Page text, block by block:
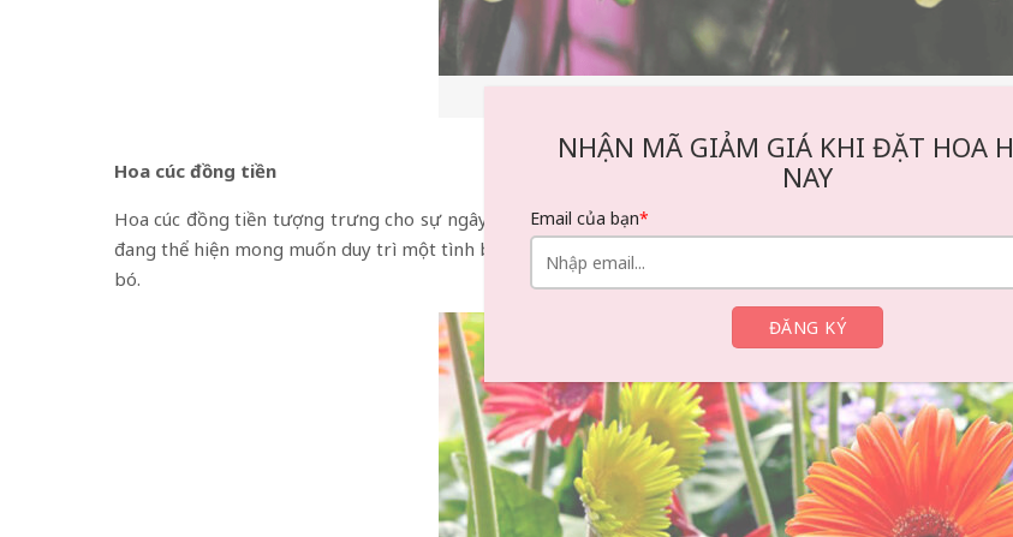
Hoa cúc đồng tiền
Hoa cúc đồng tiền tượng trưng cho sự ngây thơ và vui vẻ, khiến chúng trở thành lựa chọn phổ biến cho
đang thể hiện mong muốn duy trì một tình bạn bền chặt, lâu dài và luôn ở bên cạnh nhau dù có bất kỳ
bó.
NHẬN MÃ GIẢM GIÁ KHI ĐẶT HOA
NAY
Email của bạn*